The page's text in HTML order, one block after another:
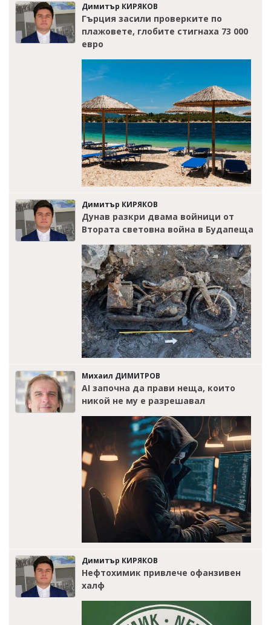
Димитър КИРЯКОВ
Гърция засили проверките по
плажовете, глобите стигнаха 73 000
евро
Димитър КИРЯКОВ
Дунав разкри двама войници от
Втората световна война в Будапеща
Михаил ДИМИТРОВ
AI започна да прави неща, които
никой не му е разрешавал
Димитър КИРЯКОВ
Нефтохимик привлече офанзивен
халф